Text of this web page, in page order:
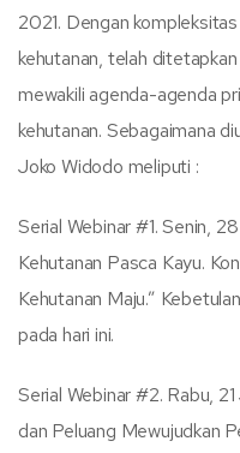
2021. Dengan
kehutanan, telah
mewakili agenda-agenda
kehutanan. Sebagaimana
Joko Widodo meliputi :
Serial Webinar #1. Senin,
Kehutanan Pasca Kayu.
Kehutanan Maju.”
pada hari ini.
Serial Webinar #2. Rabu,
dan Peluang Mewujudkan